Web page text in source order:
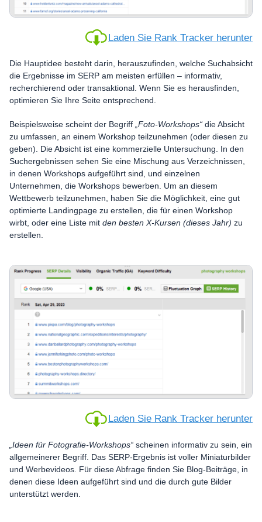
Laden Sie Rank Tracker herunter
Die Hauptidee besteht darin, herauszufinden, welche Suchabsicht
die Ergebnisse im SERP am meisten erfüllen – informativ,
recherchierend oder transaktional. Wenn Sie es herausfinden,
optimieren Sie Ihre Seite entsprechend.
Beispielsweise scheint der Begriff „Foto-Workshops“ die Absicht
zu umfassen, an einem Workshop teilzunehmen (oder diesen zu
geben). Die Absicht ist eine kommerzielle Untersuchung. In den
Suchergebnissen sehen Sie eine Mischung aus Verzeichnissen,
in denen Workshops aufgeführt sind, und einzelnen
Unternehmen, die Workshops bewerben. Um an diesem
Wettbewerb teilzunehmen, haben Sie die Möglichkeit, eine gut
optimierte Landingpage zu erstellen, die für einen Workshop
wirbt, oder eine Liste mit den besten X-Kursen (dieses Jahr) zu
erstellen.
Laden Sie Rank Tracker herunter
„Ideen für Fotografie-Workshops“ scheinen informativ zu sein, ein
allgemeinerer Begriff. Das SERP-Ergebnis ist voller Miniaturbilder
und Werbevideos. Für diese Abfrage finden Sie Blog-Beiträge, in
denen diese Ideen aufgeführt sind und die durch gute Bilder
unterstützt werden.